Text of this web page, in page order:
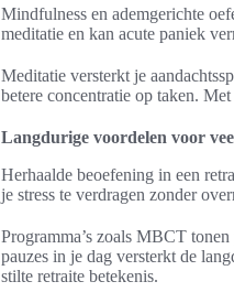
Mindfulness en ademgerichte
meditatie en kan acute paniek
Meditatie versterkt je
betere concentratie op taken.
Langdurige voordelen voor
Herhaalde beoefening in een
je stress te verdragen zonder
Programma’s zoals MBCT
pauzes in je dag versterkt de
stilte retraite betekenis.